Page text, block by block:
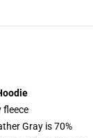
fleece
Gray is 70%